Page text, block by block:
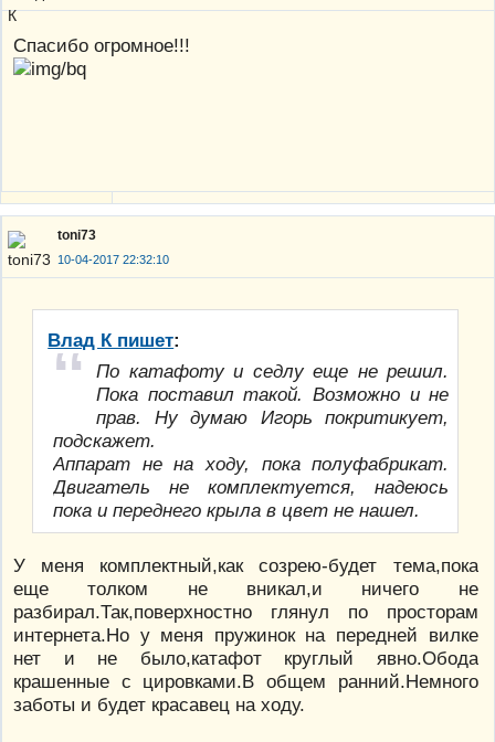
Спасибо огромное!!!
toni73
10-04-2017 22:32:10
Влад К пишет:
По катафоту и седлу еще не решил.
Пока поставил такой. Возможно и не
прав. Ну думаю Игорь покритикует,
подскажет.
Аппарат не на ходу, пока полуфабрикат.
Двигатель не комплектуется, надеюсь
пока и переднего крыла в цвет не нашел.
У меня комплектный,как созрею-будет тема,пока
еще толком не вникал,и ничего не
разбирал.Так,поверхностно глянул по просторам
интернета.Но у меня пружинок на передней вилке
нет и не было,катафот круглый явно.Обода
крашенные с цировками.В общем ранний.Немного
заботы и будет красавец на ходу.